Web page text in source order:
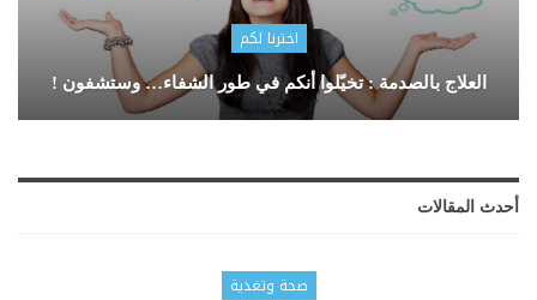
اخترنا لكم
العلاج بالصدمة : تخيّلوا أنكم في طور الشفاء… وستشفون !
أحدث المقالات
صحة وتغذية